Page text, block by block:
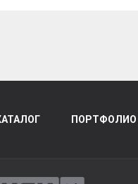
ПОРТФОЛИО